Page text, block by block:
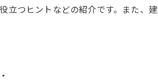
立つヒントなどの紹介です。また、
.